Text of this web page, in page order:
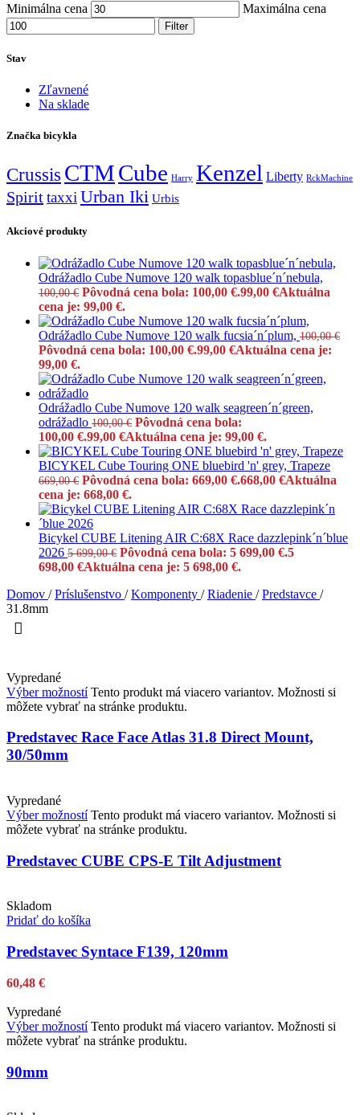
Minimálna cena Maximálna cena
Filter
Stav
Zľavnené
Na sklade
Značka bicykla
Crussis CTMCube Harry Kenzel Liberty RckMachine
SpirittaxxiUrban Iki Urbis
Akciové produkty
Odrážadlo Cube Numove 120 walk topasblue´n´nebula,
100,00€ Pôvodná cena bola: 100,00 €.99,00 €Aktuálna
cena je: 99,00 €.
Odrážadlo Cube Numove 120 walk fucsia´n´plum, 100,00€
Pôvodná cena bola: 100,00 €.99,00 €Aktuálna cena je:
99,00 €.
Odrážadlo Cube Numove 120 walk seagreen´n´green,
odrážadlo 100,00€ Pôvodná cena bola:
100,00 €.99,00 €Aktuálna cena je: 99,00 €.
BICYKEL Cube Touring ONE bluebird 'n' grey, Trapeze
669,00€ Pôvodná cena bola: 669,00 €.668,00 €Aktuálna
cena je: 668,00 €.
Bicykel CUBE Litening AIR C:68X Race dazzlepink´n´blue
2026 5 699,00€ Pôvodná cena bola: 5 699,00 €.5
698,00 €Aktuálna cena je: 5 698,00 €.
Domov / Príslušenstvo / Komponenty / Riadenie / Predstavce /
31.8mm
Vypredané
Výber možností Tento produkt má viacero variantov. Možnosti si
môžete vybrať na stránke produktu.
Predstavec Race Face Atlas 31.8 Direct Mount,
30/50mm
Vypredané
Výber možností Tento produkt má viacero variantov. Možnosti si
môžete vybrať na stránke produktu.
Predstavec CUBE CPS-E Tilt Adjustment
Skladom
Pridať do košíka
Predstavec Syntace F139, 120mm
60,48 €
Vypredané
Výber možností Tento produkt má viacero variantov. Možnosti si
môžete vybrať na stránke produktu.
90mm